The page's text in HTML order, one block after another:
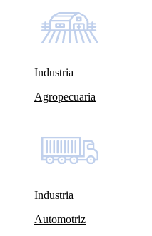
Industria
Agropecuaria
Industria
Automotriz